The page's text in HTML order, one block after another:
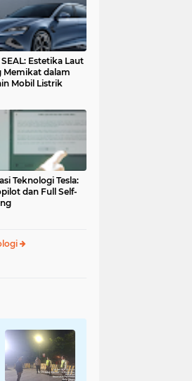
SEAL: Estetika Laut
Memikat dalam
Mobil Listrik
Teknologi Tesla:
dan Full Self-